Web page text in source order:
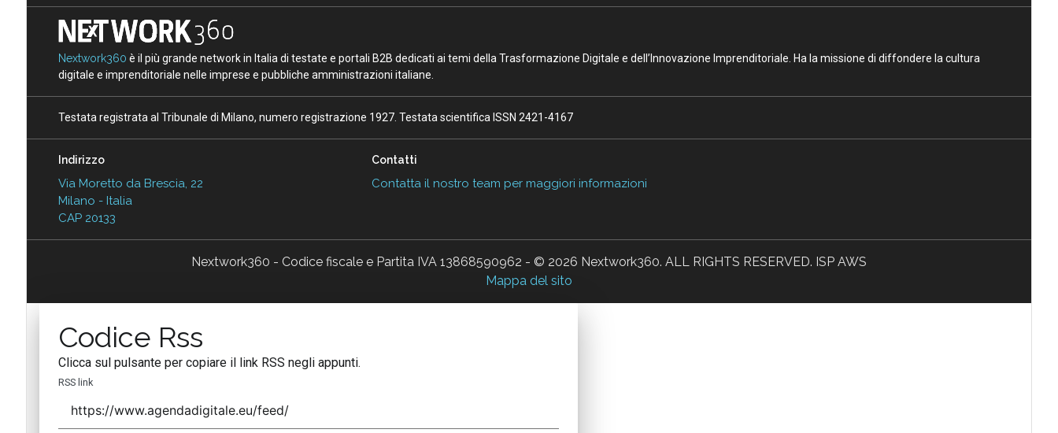
Nextwork360 è il più grande network in Italia di testate e portali B2B dedicati ai temi della Trasformazione Digitale e dell’Innovazione Imprenditoriale. Ha la missione di diffondere la cultura
digitale e imprenditoriale nelle imprese e pubbliche amministrazioni italiane.
Testata registrata al Tribunale di Milano, numero registrazione 1927. Testata scientifica ISSN 2421-4167
Indirizzo
Via Moretto da Brescia, 22
Milano - Italia
CAP 20133
Contatti
Contatta il nostro team per maggiori informazioni
Nextwork360 - Codice fiscale e Partita IVA 13868590962 - © 2026 Nextwork360. ALL RIGHTS RESERVED. ISP AWS
Mappa del sito
Codice Rss
Clicca sul pulsante per copiare il link RSS negli appunti.
RSS link